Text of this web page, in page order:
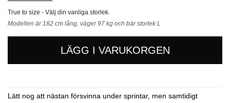
True to size - Välj din vanliga storlek.
Modellen är 182 cm lång, väger 97 kg och bär storlek L
LÄGG I VARUKORGEN
Lätt nog att nästan försvinna under sprintar, men samtidigt